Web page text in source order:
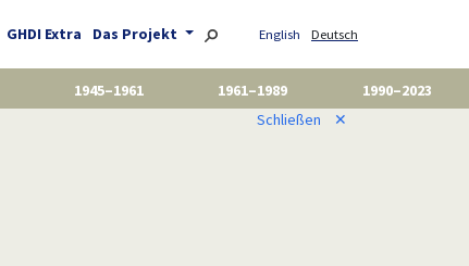
GHDI Extra Das Projekt English Deutsch
1945–1961 1961–1989
1990–2023
Schließen ✕